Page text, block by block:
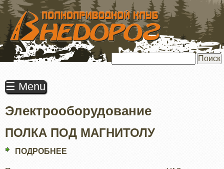
ПЕРЕЙТИ
ОСНОВНОМУ
СОДЕРЖАНИЮ
☰ Menu
Электрооборудование
ПОЛКА ПОД МАГНИТОЛУ
ПОДРОБНЕЕ